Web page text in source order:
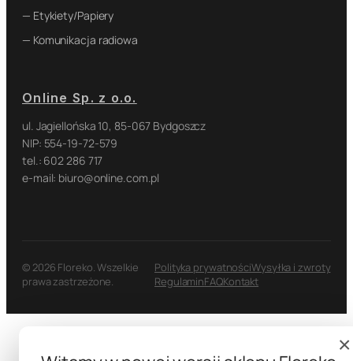
— Etykiety/Papiery
— Komunikacja radiowa
Online Sp. z o.o.
ul. Jagiellońska 10, 85-067 Bydgoszcz
NIP: 554-19-72-579
tel.: 602 286 717
e-mail: biuro@online.com.pl
© 2026 Floreko. Wszelkie
prawa zastrzeżone.
Polityka prywatnościWysyłka i zwroty
RegulaminFAQKontakt
×